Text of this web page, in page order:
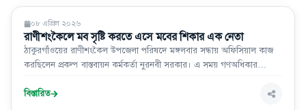
সারা দেশ
০৮ এপ্রিল ২০২৬
রাণীশংকৈলে মব সৃষ্টি করতে এসে মবের শিকার এক নেতা
ঠাকুরগাঁওয়ের রাণীশংকৈল উপজেলা পরিষদে মঙ্গলবার সন্ধায় অফিসিয়াল কাজ
করছিলেন প্রকল্প বাস্তবায়ন কর্মকর্তা নুরনবী সরকার। এ সময় গণঅধিকার
বিস্তারিত